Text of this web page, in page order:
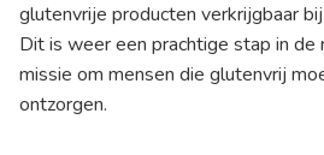
glutenvrije producten verkrijgbaar
Dit is weer een prachtige stap in de
missie om mensen die glutenvrij
ontzorgen.